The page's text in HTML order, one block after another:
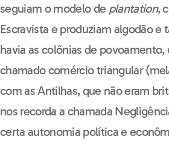
seguiam o modelo de plantation,
Escravista e produziam algodão e
havia as colônias de povoamento,
chamado comércio triangular
com as Antilhas, que não eram
nos recorda a chamada
certa autonomia política e